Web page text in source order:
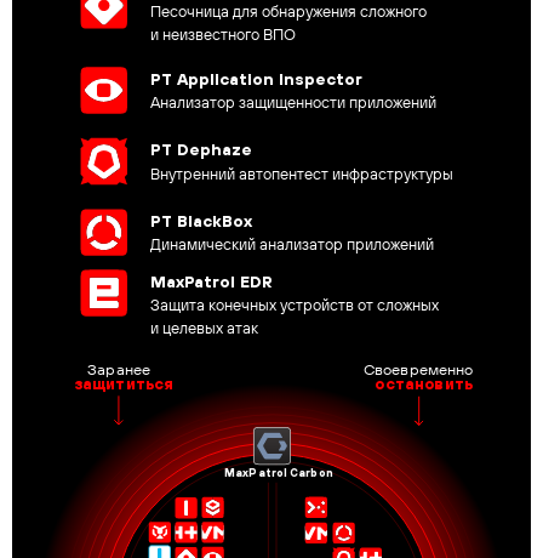
Песочница для обнаружения сложного
и неизвестного ВПО
Анализатор защищенности приложений
PT Application Inspector
Внутренний автопентест инфраструктуры
PT Dephaze
Динамический анализатор приложений
PT BlackBox
Защита конечных устройств от сложных
и целевых атак
MaxPatrol EDR
MaxPatrol Carbon
Своевременно
остановить
Заранее
защититься